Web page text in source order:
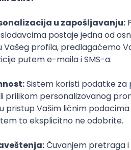
Arhitektura
Arhitektonski fakultet
Osnovne